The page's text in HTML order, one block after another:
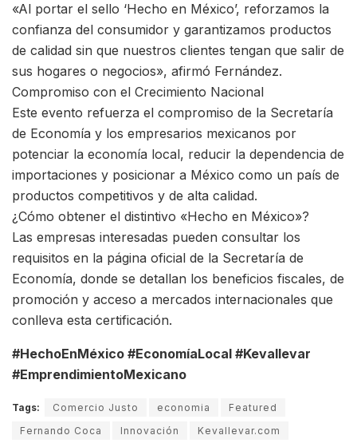
«Al portar el sello ‘Hecho en México’, reforzamos la
confianza del consumidor y garantizamos productos
de calidad sin que nuestros clientes tengan que salir de
sus hogares o negocios», afirmó Fernández.
Compromiso con el Crecimiento Nacional
Este evento refuerza el compromiso de la Secretaría
de Economía y los empresarios mexicanos por
potenciar la economía local, reducir la dependencia de
importaciones y posicionar a México como un país de
productos competitivos y de alta calidad.
¿Cómo obtener el distintivo «Hecho en México»?
Las empresas interesadas pueden consultar los
requisitos en la página oficial de la Secretaría de
Economía, donde se detallan los beneficios fiscales, de
promoción y acceso a mercados internacionales que
conlleva esta certificación.
#HechoEnMéxico #EconomíaLocal #Kevallevar
#EmprendimientoMexicano
Tags: Comercio Justo economia
Featured
Fernando Coca
Innovación Kevallevar.com